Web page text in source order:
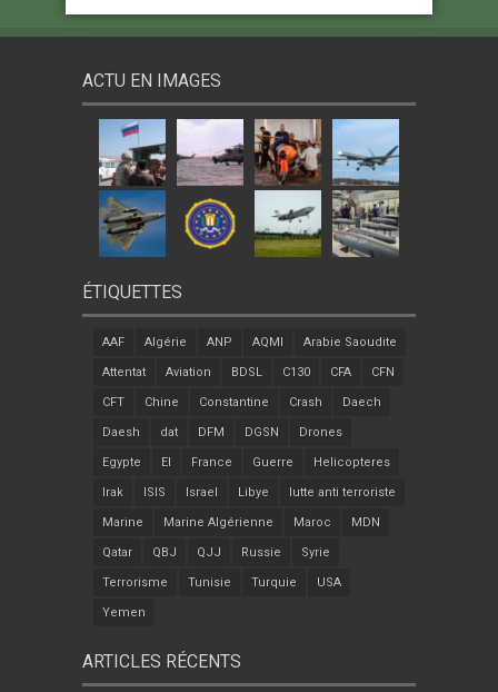
ACTU EN IMAGES
ÉTIQUETTES
AAF Algérie ANP AQMI Arabie Saoudite
Attentat Aviation BDSL C130 CFA CFN
CFT Chine Constantine Crash Daech
Daesh dat DFM DGSN Drones
Egypte EI France Guerre Helicopteres
Irak ISIS Israel Libye lutte anti terroriste
Marine Marine Algérienne Maroc MDN
Qatar QBJ QJJ Russie Syrie
Terrorisme Tunisie Turquie USA
Yemen
ARTICLES RÉCENTS